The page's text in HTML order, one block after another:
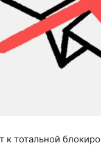
к тотальной